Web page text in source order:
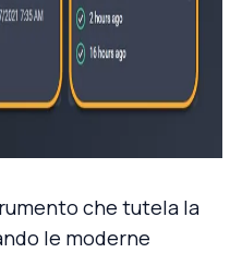
che tutela la
le moderne